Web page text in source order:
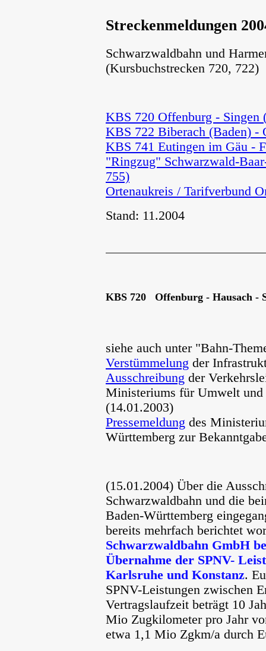
Streckenmeldungen
Schwarzwaldbahn und
(Kursbuchstrecken 720, 722)
KBS 720 Offenburg - Singen
KBS 722 Biberach (Baden) -
KBS 741 Eutingen im Gäu -
"Ringzug" Schwarzwald-
755)
Ortenaukreis / Tarifverbund
Stand: 11.2004
KBS 720 Offenburg - Hausach -
siehe auch unter "Bahn-
Verstümmelung der
Ausschreibung der
Ministeriums für Umwelt und
(14.01.2003)
Pressemeldung des
Württemberg zur
(15.01.2004) Über die
Schwarzwaldbahn und die
Baden-Württemberg
bereits mehrfach berichtet
Schwarzwaldbahn GmbH
Übernahme der SPNV-
Karlsruhe und Konstanz.
SPNV-Leistungen zwischen
Vertragslaufzeit beträgt 10
Mio Zugkilometer pro Jahr
etwa 1,1 Mio Zgkm/a durch